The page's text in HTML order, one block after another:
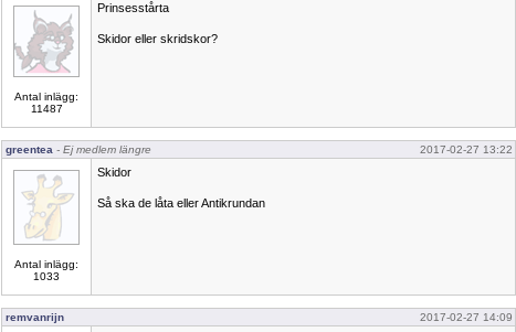
Antal inlägg:
11487
Prinsesstårta
Skidor eller skridskor?
greentea - Ej medlem längre 2017-02-27 13:22
Antal inlägg:
1033
Skidor
Så ska de låta eller Antikrundan
remvanrijn 2017-02-27 14:09